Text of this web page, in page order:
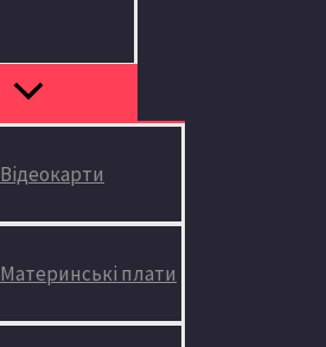
Відеокарти
Материнські плати